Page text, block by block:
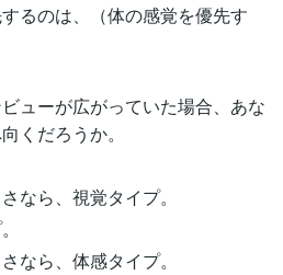
るのは、（体の感覚を優先す
ューが広がっていた場合、あな
くだろうか。
なら、視覚タイプ。
なら、体感タイプ。